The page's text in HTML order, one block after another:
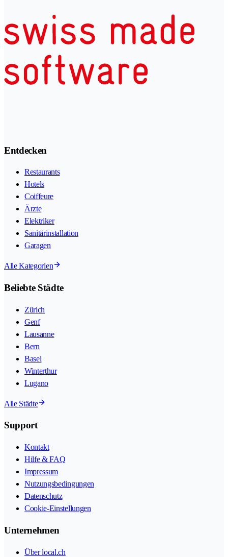
Entdecken
Restaurants
Hotels
Coiffeure
Ärzte
Elektriker
Sanitärinstallation
Garagen
Alle Kategorien
Beliebte Städte
Zürich
Genf
Lausanne
Bern
Basel
Winterthur
Lugano
Alle Städte
Support
Kontakt
Hilfe & FAQ
Impressum
Nutzungsbedingungen
Datenschutz
Cookie-Einstellungen
Unternehmen
Über local.ch